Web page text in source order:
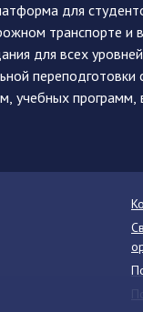
для
транспорте
для всех
учебных программ,